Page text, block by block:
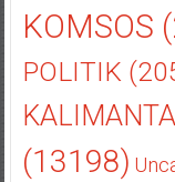
KOMSOS
POLITIK
(13198)